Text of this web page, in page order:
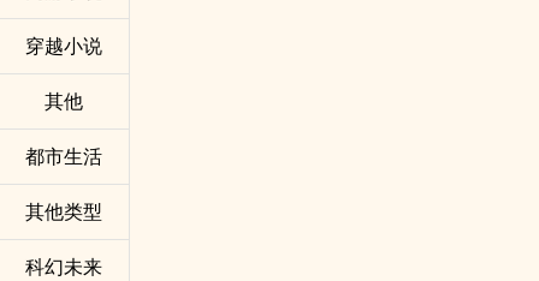
穿越小说
其他
都市生活
其他类型
科幻未来